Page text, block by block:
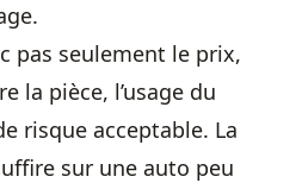
pas seulement le prix,
la pièce, l’usage du
risque acceptable. La
sur une auto peu